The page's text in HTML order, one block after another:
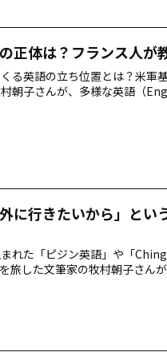
正体は？フランス人が
る英語の立ち位置とは？米軍
朝子さんが、多様な英語（
に行きたいから」とい
れた「ピジン英語」や「
旅した文筆家の牧村朝子さん